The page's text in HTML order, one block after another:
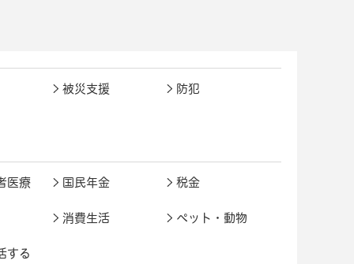
被災支援 防犯
医療 国民年金 税金
消費生活 ペット・動物
する